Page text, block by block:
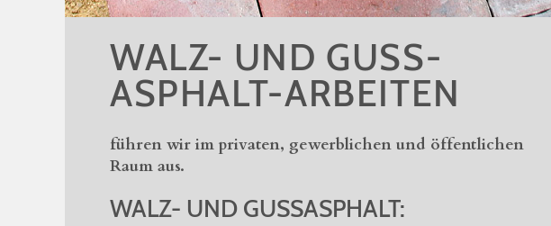
WALZ- UND GUSS-
ASPHALT-ARBEITEN
führen wir im privaten, gewerblichen und öffentlichen
Raum aus.
WALZ- UND GUSSASPHALT: